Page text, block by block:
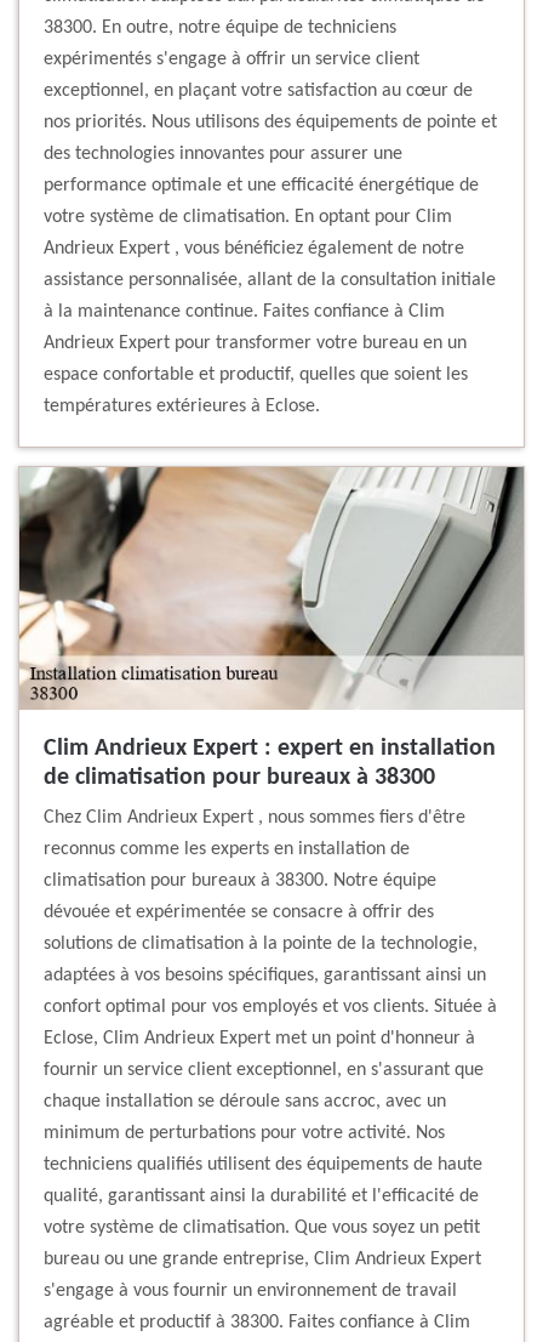
38300. En outre, notre équipe de techniciens
expérimentés s'engage à offrir un service client
exceptionnel, en plaçant votre satisfaction au cœur de
nos priorités. Nous utilisons des équipements de pointe et
des technologies innovantes pour assurer une
performance optimale et une efficacité énergétique de
votre système de climatisation. En optant pour Clim
Andrieux Expert , vous bénéficiez également de notre
assistance personnalisée, allant de la consultation initiale
à la maintenance continue. Faites confiance à Clim
Andrieux Expert pour transformer votre bureau en un
espace confortable et productif, quelles que soient les
températures extérieures à Eclose.
Clim Andrieux Expert : expert en installation
de climatisation pour bureaux à 38300
Chez Clim Andrieux Expert , nous sommes fiers d'être
reconnus comme les experts en installation de
climatisation pour bureaux à 38300. Notre équipe
dévouée et expérimentée se consacre à offrir des
solutions de climatisation à la pointe de la technologie,
adaptées à vos besoins spécifiques, garantissant ainsi un
confort optimal pour vos employés et vos clients. Située à
Eclose, Clim Andrieux Expert met un point d'honneur à
fournir un service client exceptionnel, en s'assurant que
chaque installation se déroule sans accroc, avec un
minimum de perturbations pour votre activité. Nos
techniciens qualifiés utilisent des équipements de haute
qualité, garantissant ainsi la durabilité et l'efficacité de
votre système de climatisation. Que vous soyez un petit
bureau ou une grande entreprise, Clim Andrieux Expert
s'engage à vous fournir un environnement de travail
agréable et productif à 38300. Faites confiance à Clim